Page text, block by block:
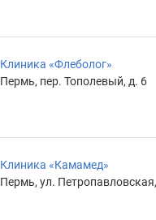
Клиника «Флеболог»
Пермь, пер. Тополевый, д. 6
Клиника «Камамед»
Пермь, ул.